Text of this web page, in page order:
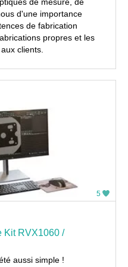
d'une importance
de fabrication
propres et les
clients.
5
Kit RVX1060 /
aussi simple !